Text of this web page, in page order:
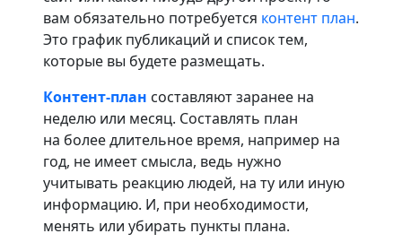
вам обязательно потребуется контент план.
Это график публикаций и список тем,
которые вы будете размещать.
Контент-план составляют заранее на
неделю или месяц. Составлять план
на более длительное время, например на
год, не имеет смысла, ведь нужно
учитывать реакцию людей, на ту или иную
информацию. И, при необходимости,
менять или убирать пункты плана.